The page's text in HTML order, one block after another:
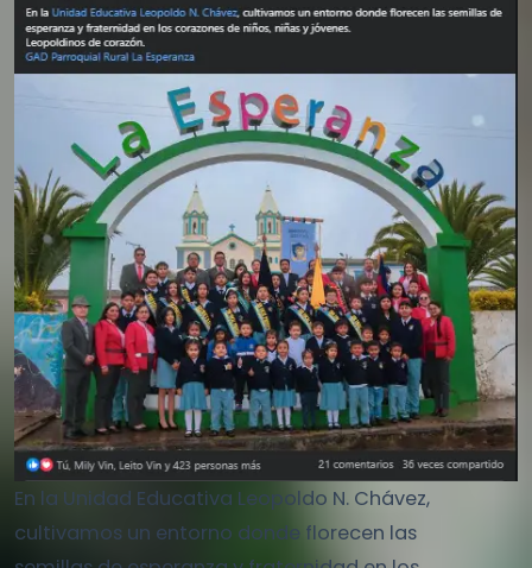
En la Unidad Educativa Leopoldo N. Chávez,
cultivamos un entorno donde florecen las